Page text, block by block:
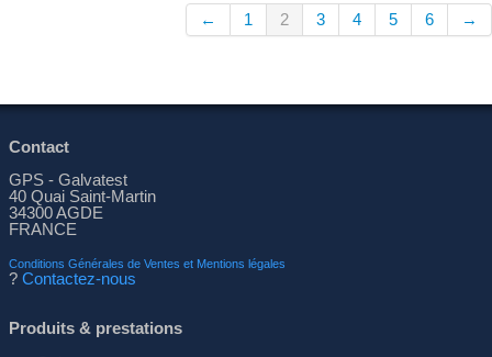
← 1 2 3 4 5 6 →
Contact
GPS - Galvatest
40 Quai Saint-Martin
34300 AGDE
FRANCE
Conditions Générales de Ventes et Mentions légales
? Contactez-nous
Produits & prestations